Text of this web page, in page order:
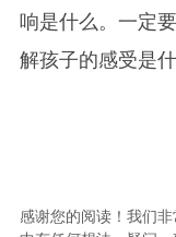
响是什么。一定
解孩子的感受是
感谢您的阅读！我们